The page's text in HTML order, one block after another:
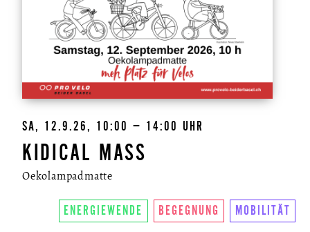
SA, 12.9.26, 10:00 – 14:00 UHR
KIDICAL MASS
Oekolampadmatte
ENERGIEWENDE BEGEGNUNG MOBILITÄT